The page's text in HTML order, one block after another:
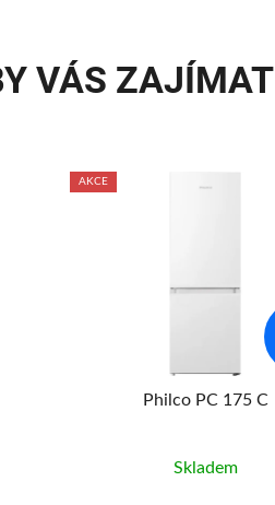
VÁS ZAJÍMAT
AKCE
Philco PC 175 C
Skladem